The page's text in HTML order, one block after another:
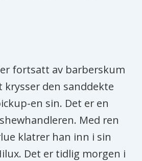
fortsatt av barberskum
krysser den sanddekte
en sin. Det er en
Med ren
klatrer han inn i sin
Det er tidlig morgen i